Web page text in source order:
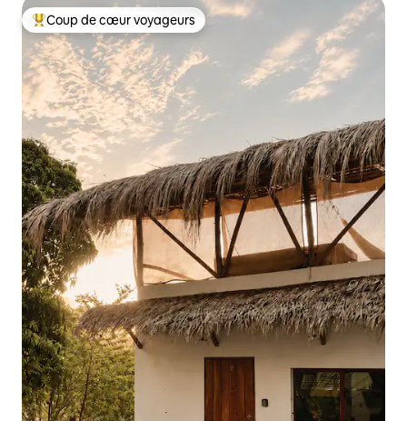
Coups de cœur voyageurs les plus appréciés
Coup de cœur voyageurs